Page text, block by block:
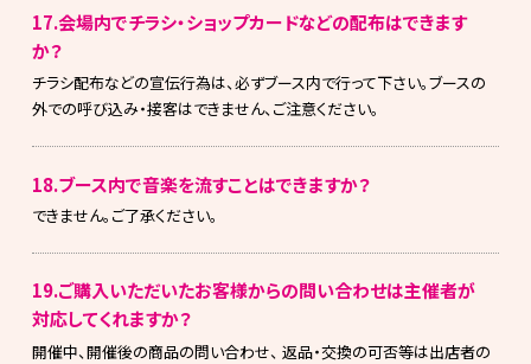
17.会場内でチラシ・ショップカードなどの配布はできます
か？
チラシ配布などの宣伝行為は、必ずブース内で行って下さい。ブースの
外での呼び込み・接客はできません、ご注意ください。
18.ブース内で音楽を流すことはできますか？
できません。ご了承ください。
19.ご購入いただいたお客様からの問い合わせは主催者が
対応してくれますか？
開催中、開催後の商品の問い合わせ、 返品・交換の可否等は出店者の